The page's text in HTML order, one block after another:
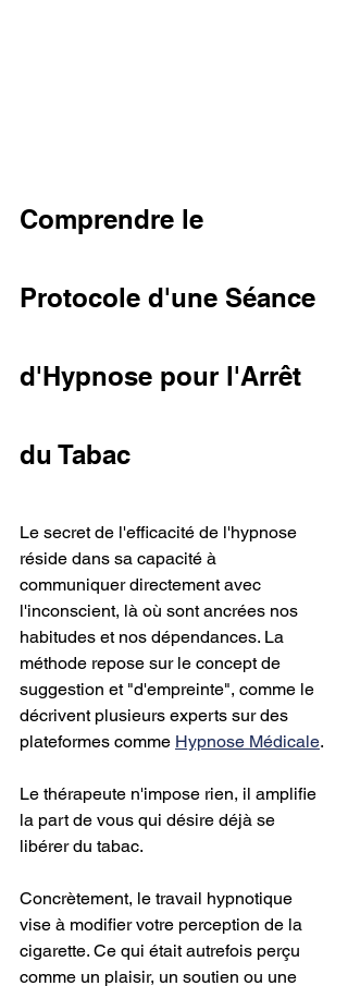
Comprendre le
Protocole d'une Séance
d'Hypnose pour l'Arrêt
du Tabac
Le secret de l'efficacité de l'hypnose
réside dans sa capacité à
communiquer directement avec
l'inconscient, là où sont ancrées nos
habitudes et nos dépendances. La
méthode repose sur le concept de
suggestion et "d'empreinte", comme le
décrivent plusieurs experts sur des
plateformes comme Hypnose Médicale.
Le thérapeute n'impose rien, il amplifie
la part de vous qui désire déjà se
libérer du tabac.
Concrètement, le travail hypnotique
vise à modifier votre perception de la
cigarette. Ce qui était autrefois perçu
comme un plaisir, un soutien ou une